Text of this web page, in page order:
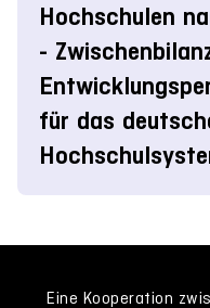
Hochschulen
-
für das
Eine Kooperation